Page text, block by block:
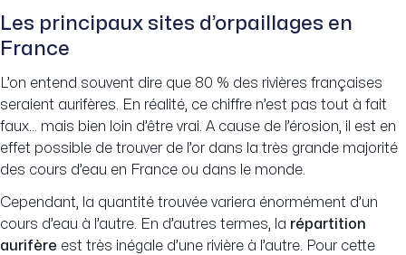
Les principaux sites d’orpaillages en
France
L’on entend souvent dire que 80 % des rivières françaises
seraient aurifères. En réalité, ce chiffre n’est pas tout à fait
faux… mais bien loin d’être vrai. A cause de l’érosion, il est en
effet possible de trouver de l’or dans la très grande majorité
des cours d’eau en France ou dans le monde.
Cependant, la quantité trouvée variera énormément d’un
cours d’eau à l’autre. En d’autres termes, la répartition
aurifère est très inégale d’une rivière à l’autre. Pour cette